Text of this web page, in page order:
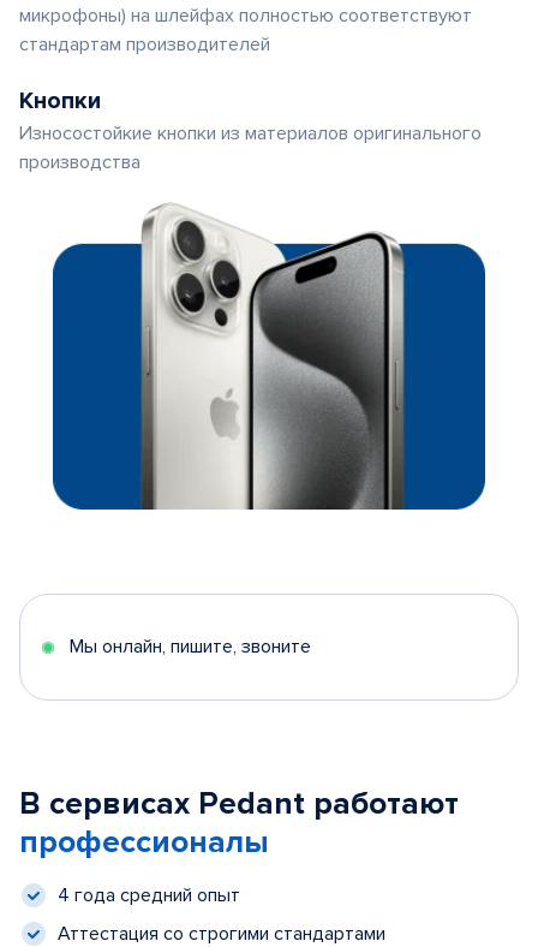
микрофоны) на шлейфах полностью соответствуют
стандартам производителей
Кнопки
Износостойкие кнопки из материалов оригинального
производства
Мы онлайн, пишите, звоните
В сервисах Pedant работают
профессионалы
4 года средний опыт
Аттестация со строгими стандартами